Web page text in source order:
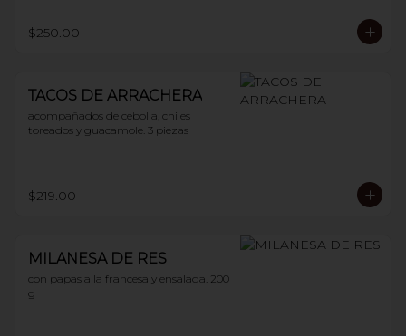
$250.00
TACOS DE ARRACHERA
acompañados de cebolla, chiles
toreados y guacamole. 3 piezas
$219.00
MILANESA DE RES
con papas a la francesa y ensalada. 200
g